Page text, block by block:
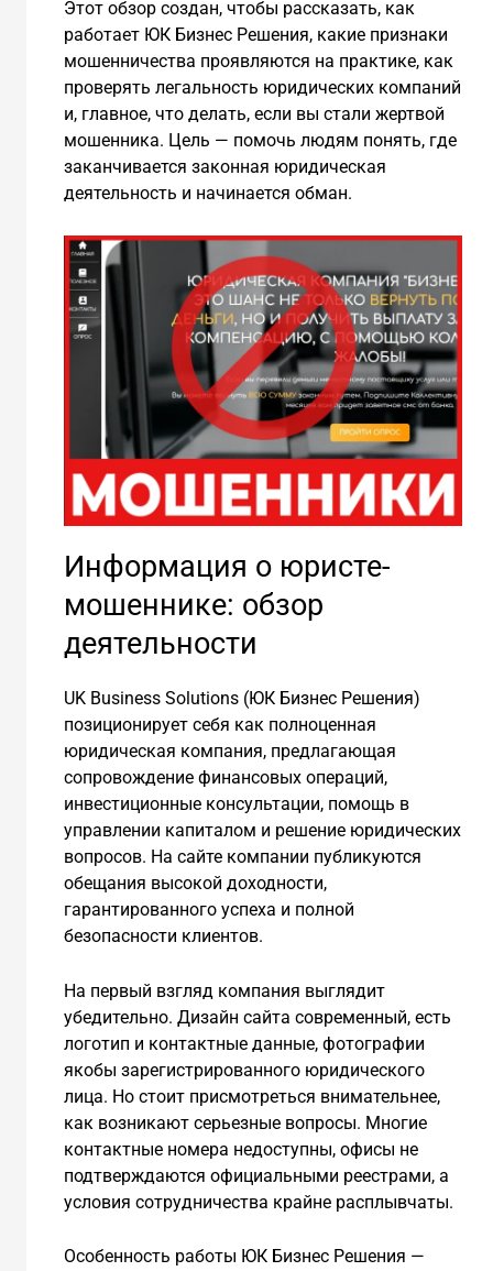
Этот обзор создан, чтобы рассказать, как
работает ЮК Бизнес Решения, какие признаки
мошенничества проявляются на практике, как
проверять легальность юридических компаний
и, главное, что делать, если вы стали жертвой
мошенника. Цель — помочь людям понять, где
заканчивается законная юридическая
деятельность и начинается обман.
Информация о юристе-
мошеннике: обзор
деятельности
UK Business Solutions (ЮК Бизнес Решения)
позиционирует себя как полноценная
юридическая компания, предлагающая
сопровождение финансовых операций,
инвестиционные консультации, помощь в
управлении капиталом и решение юридических
вопросов. На сайте компании публикуются
обещания высокой доходности,
гарантированного успеха и полной
безопасности клиентов.
На первый взгляд компания выглядит
убедительно. Дизайн сайта современный, есть
логотип и контактные данные, фотографии
якобы зарегистрированного юридического
лица. Но стоит присмотреться внимательнее,
как возникают серьезные вопросы. Многие
контактные номера недоступны, офисы не
подтверждаются официальными реестрами, а
условия сотрудничества крайне расплывчаты.
Особенность работы ЮК Бизнес Решения —